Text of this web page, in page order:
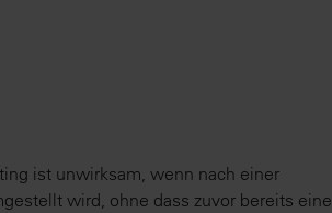
ist unwirksam, wenn nach einer
wird, ohne dass zuvor bereits eine